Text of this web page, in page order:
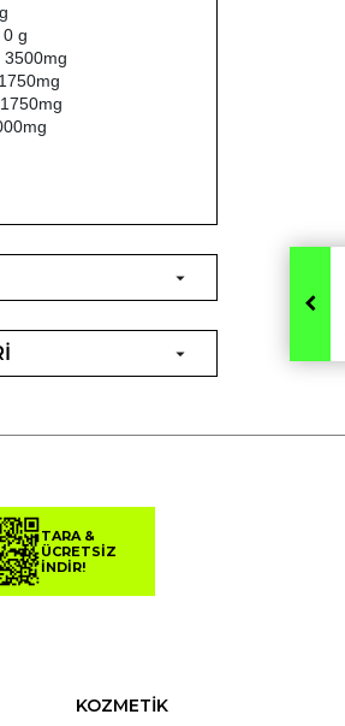
g
3500mg
TARA &
ÜCRETSİZ
İNDİR!
KOZMETİK